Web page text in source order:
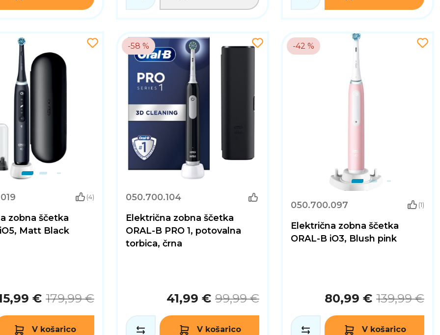
(4)
zobna ščetka
Matt Black
€ 179,99 €
V košarico
-58 %
050.700.104
Električna zobna ščetka
ORAL-B PRO 1, potovalna
torbica, črna
41,99 € 99,99 €
V košarico
-42 %
050.700.097 (1)
Električna zobna ščetka
ORAL-B iO3, Blush pink
80,99 € 139,99 €
V košarico